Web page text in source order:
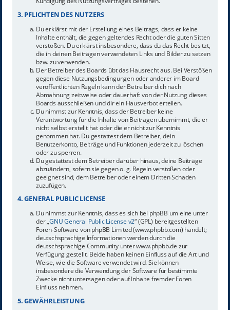
3. PFLICHTEN DES NUTZERS
Du erklärst mit der Erstellung eines Beitrags, dass er keine
Inhalte enthält, die gegen geltendes Recht oder die guten Sitten
verstoßen. Du erklärst insbesondere, dass du das Recht besitzt,
die in deinen Beiträgen verwendeten Links und Bilder zu setzen
bzw. zu verwenden.
Der Betreiber des Boards übt das Hausrecht aus. Bei Verstößen
gegen diese Nutzungsbedingungen oder anderer im Board
veröffentlichten Regeln kann der Betreiber dich nach
Abmahnung zeitweise oder dauerhaft von der Nutzung dieses
Boards ausschließen und dir ein Hausverbot erteilen.
Du nimmst zur Kenntnis, dass der Betreiber keine
Verantwortung für die Inhalte von Beiträgen übernimmt, die er
nicht selbst erstellt hat oder die er nicht zur Kenntnis
genommen hat. Du gestattest dem Betreiber, dein
Benutzerkonto, Beiträge und Funktionen jederzeit zu löschen
oder zu sperren.
Du gestattest dem Betreiber darüber hinaus, deine Beiträge
abzuändern, sofern sie gegen o. g. Regeln verstoßen oder
geeignet sind, dem Betreiber oder einem Dritten Schaden
zuzufügen.
4. GENERAL PUBLIC LICENSE
Du nimmst zur Kenntnis, dass es sich bei phpBB um eine unter
der „GNU General Public License v2“ (GPL) bereitgestellten
Foren-Software von phpBB Limited (www.phpbb.com) handelt;
deutschsprachige Informationen werden durch die
deutschsprachige Community unter www.phpbb.de zur
Verfügung gestellt. Beide haben keinen Einfluss auf die Art und
Weise, wie die Software verwendet wird. Sie können
insbesondere die Verwendung der Software für bestimmte
Zwecke nicht untersagen oder auf Inhalte fremder Foren
Einfluss nehmen.
5. GEWÄHRLEISTUNG